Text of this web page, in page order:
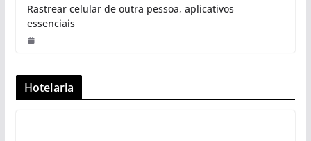
Rastrear celular de outra pessoa, aplicativos
essenciais
Hotelaria